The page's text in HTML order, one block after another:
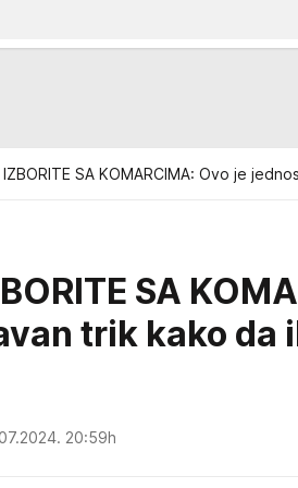
IZBORITE SA KOMARCIMA: Ovo je
SA
trik kako da
20:59h